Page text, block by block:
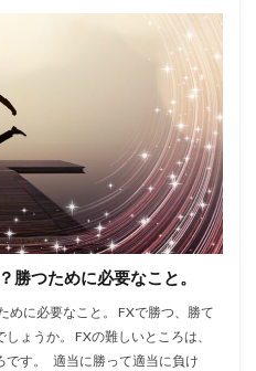
つために必要なこと。
に必要なこと。 FXで勝つ、勝て
ょうか。 FXの難しいところは、
です。 適当に勝って適当に負け